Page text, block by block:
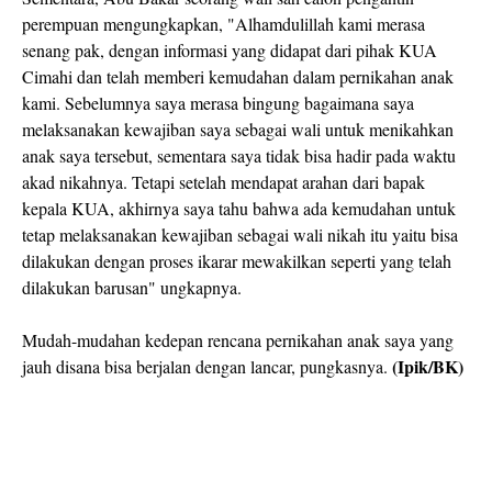
perempuan mengungkapkan, "Alhamdulillah kami merasa
senang pak, dengan informasi yang didapat dari pihak KUA
Cimahi dan telah memberi kemudahan dalam pernikahan anak
kami. Sebelumnya saya merasa bingung bagaimana saya
melaksanakan kewajiban saya sebagai wali untuk menikahkan
anak saya tersebut, sementara saya tidak bisa hadir pada waktu
akad nikahnya. Tetapi setelah mendapat arahan dari bapak
kepala KUA, akhirnya saya tahu bahwa ada kemudahan untuk
tetap melaksanakan kewajiban sebagai wali nikah itu yaitu bisa
dilakukan dengan proses ikarar mewakilkan seperti yang telah
dilakukan barusan" ungkapnya.
Mudah-mudahan kedepan rencana pernikahan anak saya yang
jauh disana bisa berjalan dengan lancar, pungkasnya. (Ipik/BK)